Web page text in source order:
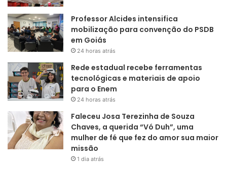
Professor Alcides intensifica
mobilização para convenção do PSDB
em Goiás
24 horas atrás
Rede estadual recebe ferramentas
tecnológicas e materiais de apoio
para o Enem
24 horas atrás
Faleceu Josa Terezinha de Souza
Chaves, a querida “Vó Duh”, uma
mulher de fé que fez do amor sua maior
missão
1 dia atrás